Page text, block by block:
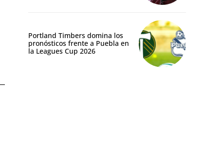
Portland Timbers domina los
pronósticos frente a Puebla en
la Leagues Cup 2026